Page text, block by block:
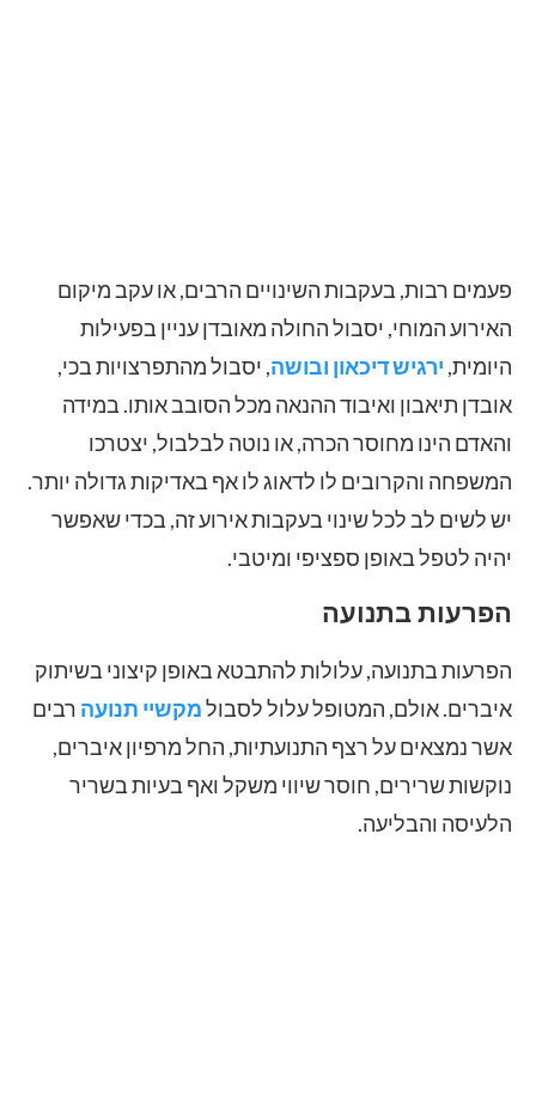
פעמים רבות, בעקבות השינויים הרבים, או עקב מיקום
האירוע המוחי, יסבול החולה מאובדן עניין בפעילות
היומית, ירגיש דיכאון ובושה, יסבול מהתפרצויות בכי,
אובדן תיאבון ואיבוד ההנאה מכל הסובב אותו. במידה
והאדם הינו מחוסר הכרה, או נוטה לבלבול, יצטרכו
המשפחה והקרובים לו לדאוג לו אף באדיקות גדולה יותר.
יש לשים לב לכל שינוי בעקבות אירוע זה, בכדי שאפשר
יהיה לטפל באופן ספציפי ומיטבי.
הפרעות בתנועה
הפרעות בתנועה, עלולות להתבטא באופן קיצוני בשיתוק
איברים. אולם, המטופל עלול לסבולמקשיי תנועה רבים
אשר נמצאים על רצף התנועתיות, החל מרפיון איברים,
נוקשות שרירים, חוסר שיווי משקל ואף בעיות בשריר
הלעיסה והבליעה.